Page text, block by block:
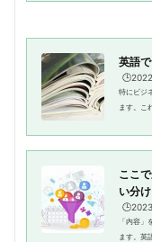
英語
特にビジ
ます。こ
語はあま
ここ
い分
「内容
ます。英